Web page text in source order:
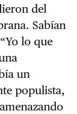
del
Sabían
lo que
un
populista,